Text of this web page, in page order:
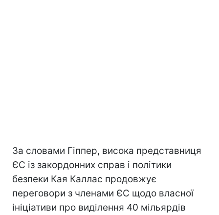
За словами Гіппер, висока представниця
ЄС із закордонних справ і політики
безпеки Кая Каллас продовжує
переговори з членами ЄС щодо власної
ініціативи про виділення 40 мільярдів